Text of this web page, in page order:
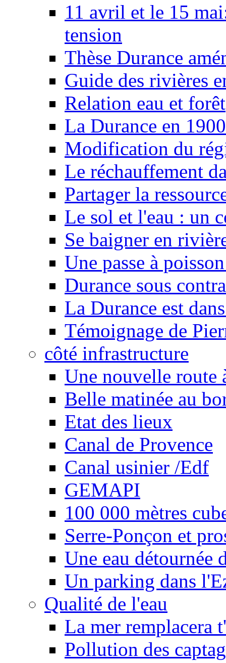
11 avril et le 15
tension
Thèse Durance
Guide des rivières
Relation eau et forêt
La Durance en 1900
Modification du
Le réchauffement
Partager la
Le sol et l'eau : un
Se baigner en
Une passe à
Durance sous
La Durance est
Témoignage de
côté infrastructure
Une nouvelle route
Belle matinée au
Etat des lieux
Canal de Provence
Canal usinier /Edf
GEMAPI
100 000 mètres
Serre-Ponçon et
Une eau détournée
Un parking dans
Qualité de l'eau
La mer remplacera
Pollution des